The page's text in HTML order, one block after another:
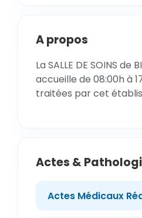
A propos
La SALLE DE SOINS
accueille de 08:00h à
traitées par cet
Actes &
Actes Médicaux